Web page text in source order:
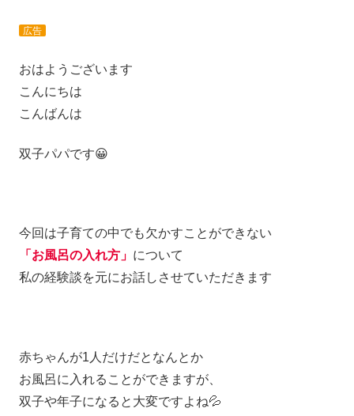
広告
おはようございます
こんにちは
こんばんは
双子パパです😀
今回は子育ての中でも欠かすことができない
「お風呂の入れ方」 について
私の経験談を元にお話しさせていただきます
赤ちゃんが1人だけだとなんとか
お風呂に入れることができますが、
双子や年子になると大変ですよね💦